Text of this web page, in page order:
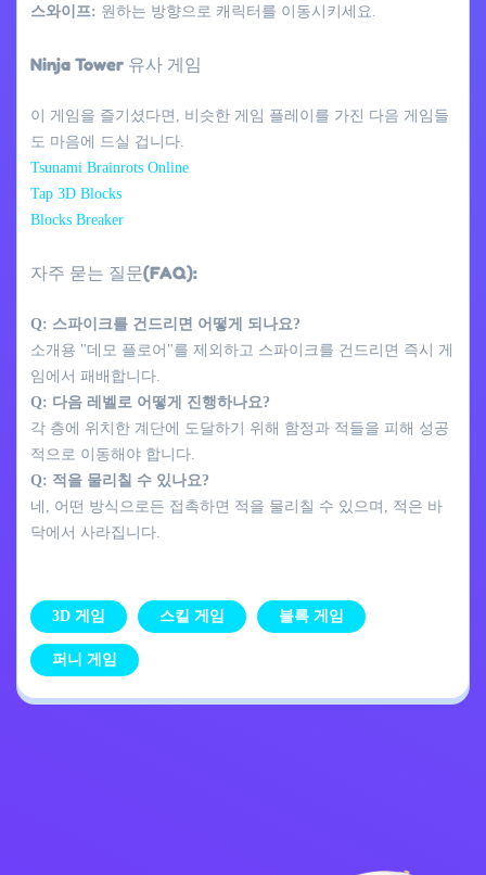
스와이프: 원하는 방향으로 캐릭터를 이동시키세요.
Ninja Tower 유사 게임
이 게임을 즐기셨다면, 비슷한 게임 플레이를 가진 다음 게임들
도 마음에 드실 겁니다.
Tsunami Brainrots Online
Tap 3D Blocks
Blocks Breaker
자주 묻는 질문(FAQ):
Q: 스파이크를 건드리면 어떻게 되나요?
소개용 "데모 플로어"를 제외하고 스파이크를 건드리면 즉시 게
임에서 패배합니다.
Q: 다음 레벨로 어떻게 진행하나요?
각 층에 위치한 계단에 도달하기 위해 함정과 적들을 피해 성공
적으로 이동해야 합니다.
Q: 적을 물리칠 수 있나요?
네, 어떤 방식으로든 접촉하면 적을 물리칠 수 있으며, 적은 바
닥에서 사라집니다.
3D 게임 스킬 게임 블록 게임
퍼니 게임